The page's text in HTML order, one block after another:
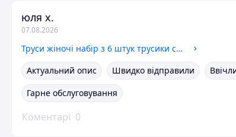
юля х.
07.08.2026
Труси жіночі набір з 6 штук трусики стрінги однотонні бавовняні в рубчик комплект нижньої білизни для жінок дівчат Різнокольорові
Актуальний опис
Швидко відправили
Гарне обслуговування
Коментарі 0